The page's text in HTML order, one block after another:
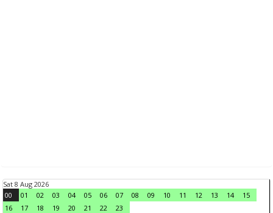
Sat 8 Aug 2026
00
01 02 03 04 05 06 07 08 09 10 11 12 13 14
15
16
17 18 19 20 21 22
23